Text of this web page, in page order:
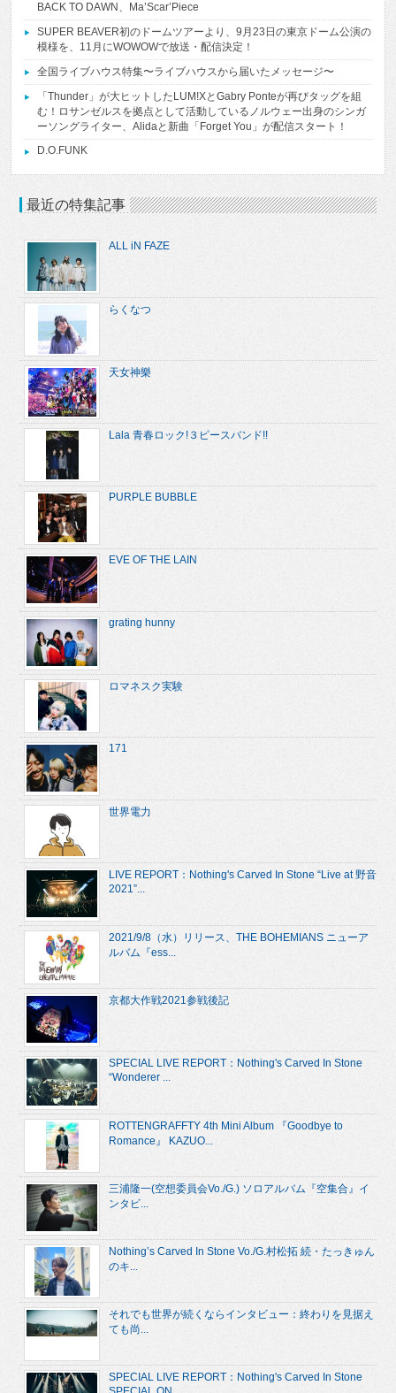
BACK TO DAWN、Ma’Scar’Piece
SUPER BEAVER初のドームツアーより、9月23日の東京ドーム公演の
模様を、11月にWOWOWで放送・配信決定！
全国ライブハウス特集〜ライブハウスから届いたメッセージ〜
「Thunder」が大ヒットしたLUM!XとGabry Ponteが再びタッグを組
む！ロサンゼルスを拠点として活動しているノルウェー出身のシンガ
ーソングライター、Alidaと新曲「Forget You」が配信スタート！
D.O.FUNK
最近の特集記事
ALL iN FAZE
らくなつ
天女神樂
Lala 青春ロック!３ピースバンド!!
PURPLE BUBBLE
EVE OF THE LAIN
grating hunny
ロマネスク実験
171
世界電力
LIVE REPORT：Nothing's Carved In Stone “Live at 野音
2021”...
2021/9/8（水）リリース、THE BOHEMIANS ニューア
ルバム『ess...
京都大作戦2021参戦後記
SPECIAL LIVE REPORT：Nothing's Carved In Stone
“Wonderer ...
ROTTENGRAFFTY 4th Mini Album 『Goodbye to
Romance』 KAZUO...
三浦隆一(空想委員会Vo./G.) ソロアルバム『空集合』イ
ンタビ...
Nothing’s Carved In Stone Vo./G.村松拓 続・たっきゅん
のキ...
それでも世界が続くならインタビュー：終わりを見据え
ても尚...
SPECIAL LIVE REPORT：Nothing's Carved In Stone